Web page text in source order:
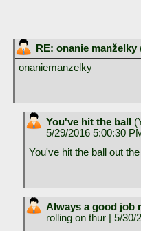
RE: onanie manželky
onaniemanzelky
You've hit the ball (
5/29/2016 5:00:30
You've hit the ball out
Always a good job
rolling on thur | 5/30/